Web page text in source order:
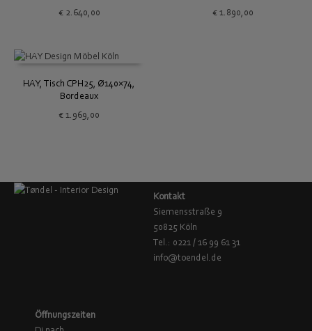
€2.640,00
€1.890,00
HAY, Tisch CPH25, Ø140×74,
Bordeaux
€ 1.969,00
Kontakt
Siemensstraße 9
50825 Köln
Tel.: 0221 / 16 99 61 31
info@toendel.de
Öffnungszeiten